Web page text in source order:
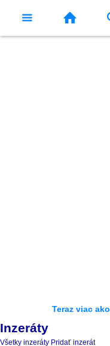
Teraz viac ako
Inzeráty
Všetky inzeráty Pridať inzerát